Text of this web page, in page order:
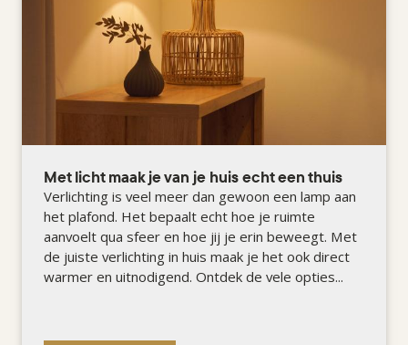
Met licht maak je van je huis echt een thuis
Verlichting is veel meer dan gewoon een lamp aan
het plafond. Het bepaalt echt hoe je ruimte
aanvoelt qua sfeer en hoe jij je erin beweegt. Met
de juiste verlichting in huis maak je het ook direct
warmer en uitnodigend. Ontdek de vele opties...